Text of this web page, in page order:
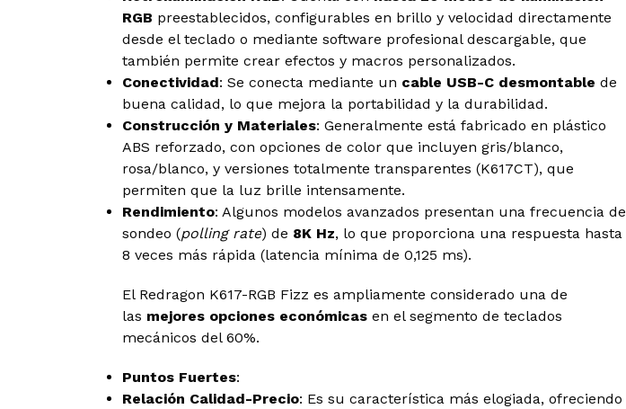
RGB preestablecidos, configurables en brillo y velocidad directamente
desde el teclado o mediante software profesional descargable, que
también permite crear efectos y macros personalizados.
Conectividad: Se conecta mediante un cable USB-C desmontable de
buena calidad, lo que mejora la portabilidad y la durabilidad.
Construcción y Materiales: Generalmente está fabricado en plástico
ABS reforzado, con opciones de color que incluyen gris/blanco,
rosa/blanco, y versiones totalmente transparentes (K617CT), que
permiten que la luz brille intensamente.
Rendimiento: Algunos modelos avanzados presentan una frecuencia de
sondeo (polling rate) de 8K Hz, lo que proporciona una respuesta hasta
8 veces más rápida (latencia mínima de 0,125 ms).
El Redragon K617-RGB Fizz es ampliamente considerado una de
las mejores opciones económicasen el segmento de teclados
mecánicos del 60%.
Puntos Fuertes:
Relación Calidad-Precio: Es su característica más elogiada, ofreciendo